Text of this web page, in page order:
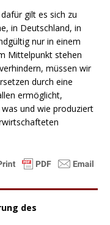
gilt es sich zu
in Deutschland, in
nur in einem
Mittelpunkt stehen
müssen wir
durch eine
ermöglicht,
und wie produziert
des